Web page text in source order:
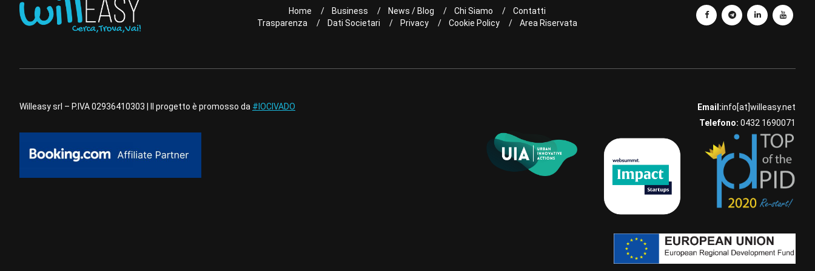
Home Business News / Blog Chi Siamo
Contatti
Trasparenza
Dati Societari Privacy Cookie Policy Area Riservata
Willeasy srl – P.IVA 02936410303 | Il progetto è promosso da #IOCIVADO Email:info[at]willeasy.net
Telefono: 0432 1690071